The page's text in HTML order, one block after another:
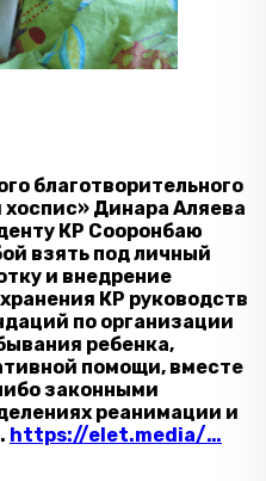
благотворительного
Динара Аляева
КР Сооронбаю
взять под личный
и внедрение
КР руководств
по организации
ребенка,
помощи, вместе
законными
реанимации и
https://elet.media/…